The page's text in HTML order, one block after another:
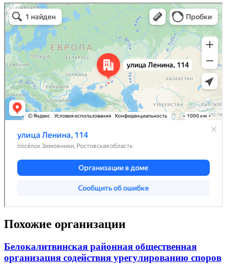
Похожие организации
Белокалитвинская районная общественная
организация содействия урегулированию споров